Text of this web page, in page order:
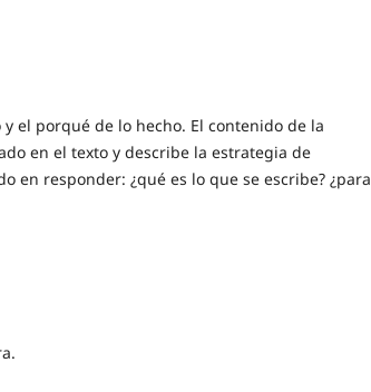
el porqué de lo hecho. El contenido de la
en el texto y describe la estrategia de
en responder: ¿qué es lo que se escribe? ¿para